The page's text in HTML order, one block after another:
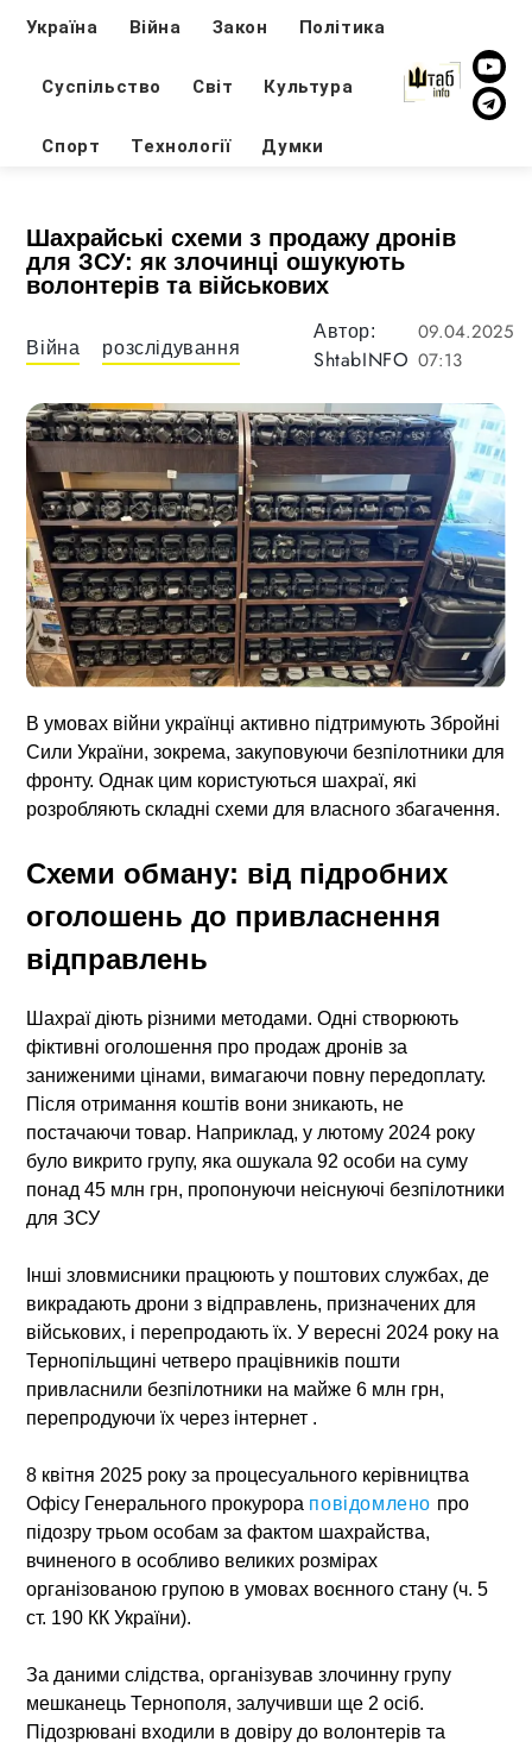
Україна Війна Закон Політика
Суспільство Світ Культура
Спорт Технології Думки
Шахрайські схеми з продажу дронів
для ЗСУ: як злочинці ошукують
волонтерів та військових
Війна розслідування
Автор:
ShtabINFO
09.04.2025
07:13
В умовах війни українці активно підтримують Збройні
Сили України, зокрема, закуповуючи безпілотники для
фронту. Однак цим користуються шахраї, які
розробляють складні схеми для власного збагачення.
Схеми обману: від підробних
оголошень до привласнення
відправлень
Шахраї діють різними методами. Одні створюють
фіктивні оголошення про продаж дронів за
заниженими цінами, вимагаючи повну передоплату.
Після отримання коштів вони зникають, не
постачаючи товар. Наприклад, у лютому 2024 року
було викрито групу, яка ошукала 92 особи на суму
понад 45 млн грн, пропонуючи неіснуючі безпілотники
для ЗСУ
Інші зловмисники працюють у поштових службах, де
викрадають дрони з відправлень, призначених для
військових, і перепродають їх. У вересні 2024 року на
Тернопільщині четверо працівників пошти
привласнили безпілотники на майже 6 млн грн,
перепродуючи їх через інтернет .​
8 квітня 2025 року за процесуального керівництва
Офісу Генерального прокурора повідомлено про
підозру трьом особам за фактом шахрайства,
вчиненого в особливо великих розмірах
організованою групою в умовах воєнного стану (ч. 5
ст. 190 КК України).
За даними слідства, організував злочинну групу
мешканець Тернополя, залучивши ще 2 осіб.
Підозрювані входили в довіру до волонтерів та